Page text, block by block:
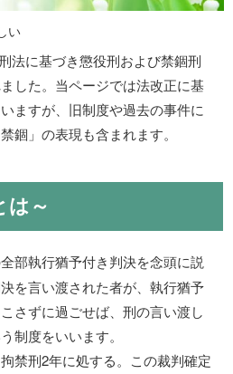
い
法に基づき懲役刑および禁錮刑
した。当ページでは法改正に基
ますが、旧制度や過去の事件に
錮」の表現も含まれます。
は～
全部執行猶予付き判決を念頭に説
を言い渡された者が、執行猶予
さずに過ごせば、刑の言い渡し
制度をいいます。
禁刑2年に処する。この裁判確定